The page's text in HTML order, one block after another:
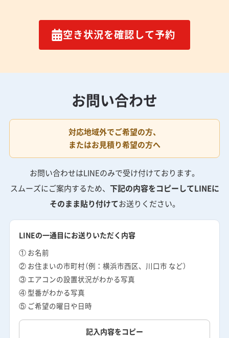
空き状況を確認して予約
お問い合わせ
対応地域外でご希望の方、
またはお見積り希望の方へ
お問い合わせはLINEのみで受け付けております。
スムーズにご案内するため、 下記の内容をコピーしてLINEに
そのまま貼り付けてお送りください。
LINEの一通目にお送りいただく内容
① お名前
② お住まいの市町村（例：横浜市西区、川口市 など）
③ エアコンの設置状況がわかる写真
④ 型番がわかる写真
⑤ ご希望の曜日や日時
記入内容をコピー